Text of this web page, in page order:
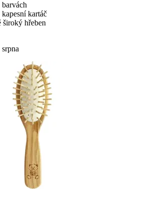
kartáč
široký hřeben